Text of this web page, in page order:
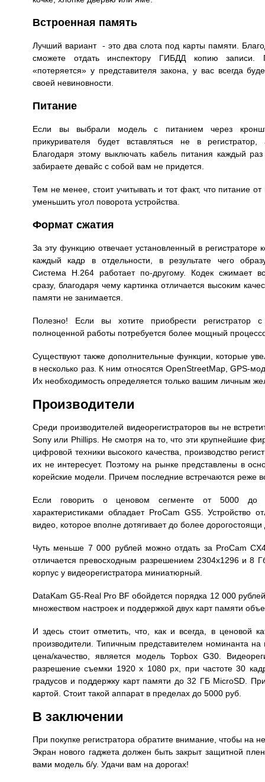
Встроенная память
Лучший вариант - это два слота под карты памяти.
сможете отдать инспектору ГИБДД копию записи.
«потеряется» у представителя закона, у вас всегда
своей невиновности.
Питание
Если вы выбрали модель с питанием через
прикуривателя будет вставляться не в
Благодаря этому выключать кабель питания каждый
забираете девайс с собой вам не придется.
Тем не менее, стоит учитывать и тот факт, что питание
уменьшить угол поворота устройства.
Формат сжатия
За эту функцию отвечает установленный в регистраторе
каждый кадр в отдельности, в результате чего
Система H.264 работает по-другому. Кодек сжимает
сразу, благодаря чему картинка отличается высоким
памяти не занимается.
Полезно! Если вы хотите приобрести
полноценной работы потребуется более мощный
Существуют также дополнительные функции, которые
в несколько раз. К ним относятся OpenStreetMap, GPS-
Их необходимость определяется только вашим личным
Производители
Среди производителей видеорегистраторов вы не
Sony или Phillips. Не смотря на то, что эти крупнейшие
цифровой техники высокого качества, производство
их не интересует. Поэтому на рынке представлены в
корейские модели. Причем последние встречаются реже
Если говорить о ценовом сегменте от 5000 до
характеристиками обладает ProCam GS5. Устройство
видео, которое вполне дотягивает до более дорогостоящи
Чуть меньше 7 000 рублей можно отдать за ProCam
отличается превосходным разрешением 2304х1296 и 8
корпус у видеорегистратора миниатюрный.
DataKam G5-Real Pro BF обойдется порядка 12 000
множеством настроек и поддержкой двух карт памяти
И здесь стоит отметить, что, как и всегда, в ценовой
производители. Типичным представителем номинанта
цена/качество, является модель Topbox G30.
разрешение съемки 1920 х 1080 px, при частоте 30
градусов и поддержку карт памяти до 32 ГБ MicroSD.
картой. Стоит такой аппарат в пределах до 5000 руб.
В заключении
При покупке регистратора обратите внимание, чтобы на
Экран нового гаджета должен быть закрыт защитной
вами модель б/у. Удачи вам на дорогах!